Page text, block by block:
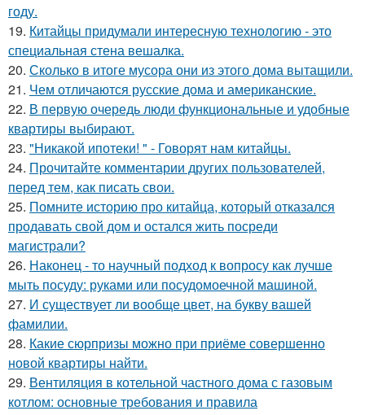
году.
19. Китайцы придумали интересную технологию - это
специальная стена вешалка.
20. Сколько в итоге мусора они из этого дома вытащили.
21. Чем отличаются русские дома и американские.
22. В первую очередь люди функциональные и удобные
квартиры выбирают.
23. "Никакой ипотеки! " - Говорят нам китайцы.
24. Прочитайте комментарии других пользователей,
перед тем, как писать свои.
25. Помните историю про китайца, который отказался
продавать свой дом и остался жить посреди
магистрали?
26. Наконец - то научный подход к вопросу как лучше
мыть посуду: руками или посудомоечной машиной.
27. И существует ли вообще цвет, на букву вашей
фамилии.
28. Какие сюрпризы можно при приёме совершенно
новой квартиры найти.
29. Вентиляция в котельной частного дома с газовым
котлом: основные требования и правила